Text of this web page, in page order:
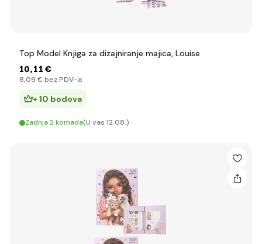
Top Model Knjiga za dizajniranje majica, Louise
10,11 €
8,09 € bez PDV-a
+ 10 bodova
Zadnja 2 komada(U vas 12.08.)